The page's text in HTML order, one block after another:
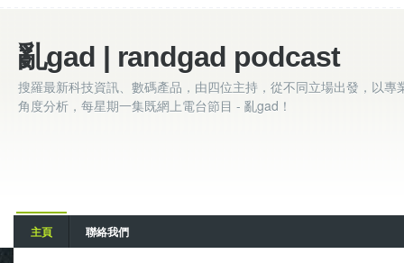
亂gad | randgad podcast
搜羅最新科技資訊、數碼產品，由四位主持，從不同立場出發，以專
角度分析，每星期一集既網上電台節目 - 亂gad！
主頁 聯絡我們